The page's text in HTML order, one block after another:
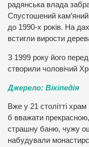
радянська влада
Спустошений
до 1990-х років. На
встигли вирости
З 1999 року його
створили чоловічий
Джерело: Вікіпедія
Вже у 21 столітті
б вважати
страшну баню, чужу
набудували